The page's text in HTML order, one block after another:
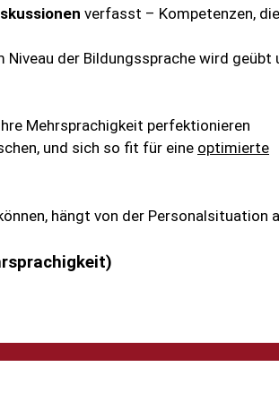
verfasst – Kompetenzen, die
der Bildungssprache wird geübt
Mehrsprachigkeit perfektionieren
und sich so fit für eine optimierte
hängt von der Personalsituation